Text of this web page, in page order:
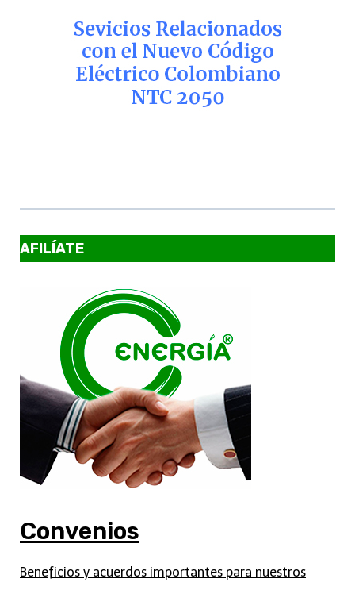
AFILÍATE
Convenios
Beneficios y acuerdos importantes para nuestros